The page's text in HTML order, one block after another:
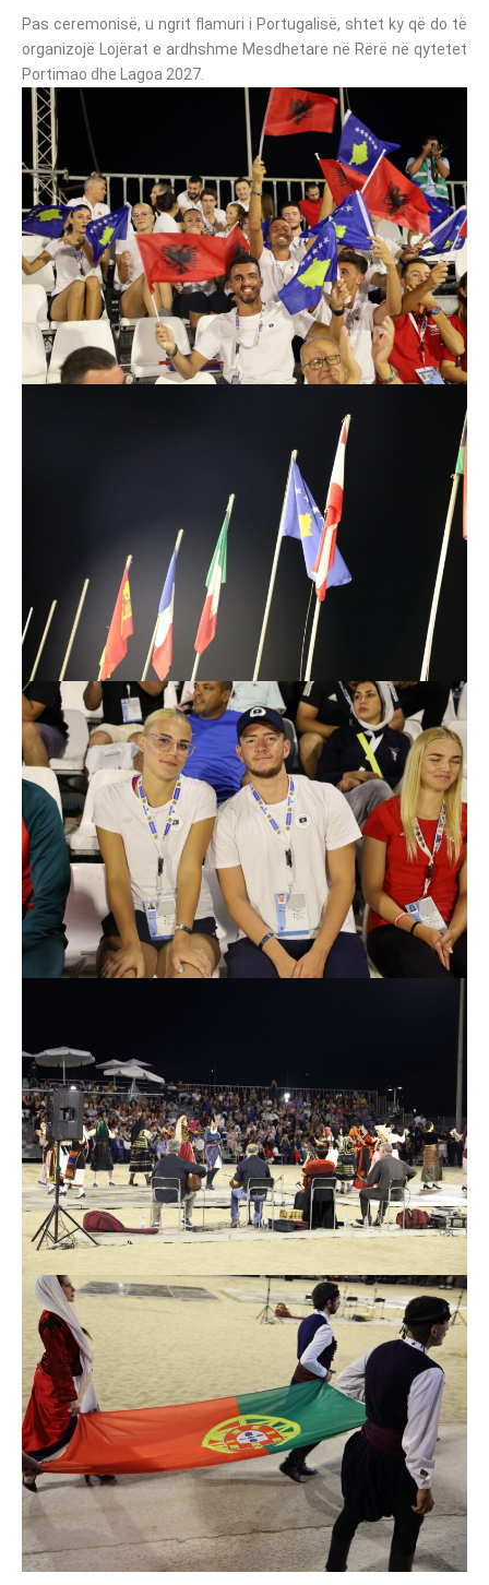
Pas ceremonisë, u ngrit flamuri i Portugalisë, shtet ky që do të
organizojë Lojërat e ardhshme Mesdhetare në Rërë në qytetet
Portimao dhe Lagoa 2027.